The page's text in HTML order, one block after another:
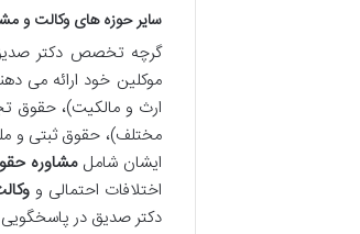
سایر حوزه های وکالت و
گرچه تخصص دکتر
موکلین خود ارائه می
ارث و مالکیت)، حقوق
مختلف)، حقوق ثبتی و
ایشان شاملمشاوره
اختلافات احتمالی و
دکتر صدیق در